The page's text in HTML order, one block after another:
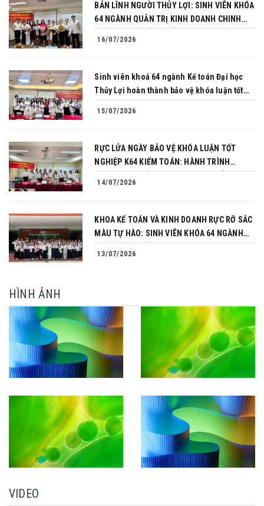
BẢN LĨNH NGƯỜI THỦY LỢI: SINH VIÊN KHÓA
64 NGÀNH QUẢN TRỊ KINH DOANH CHINH
16/07/2026
Sinh viên khoá 64 ngành Kế toán Đại học
Thủy Lợi hoàn thành bảo vệ khóa luận tốt
15/07/2026
RỰC LỬA NGÀY BẢO VỆ KHÓA LUẬN TỐT
NGHIỆP K64 KIỂM TOÁN: HÀNH TRÌNH
14/07/2026
KHOA KẾ TOÁN VÀ KINH DOANH RỰC RỠ SẮC
MÀU TỰ HÀO: SINH VIÊN KHÓA 64 NGÀNH
13/07/2026
HÌNH ẢNH
VIDEO